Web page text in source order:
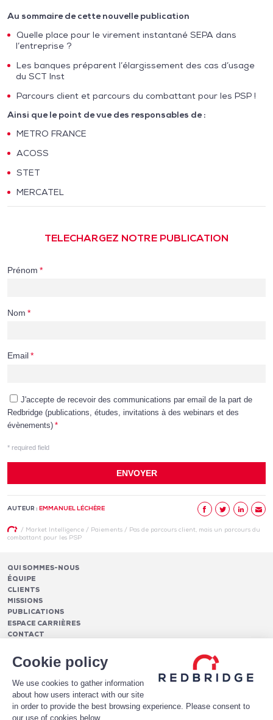
Cookie policy
We use cookies to gather information
about how users interact with our site
in order to provide the best browsing experience. Please consent to
our use of cookies below.
Au sommaire de cette nouvelle publication
Quelle place pour le virement instantané SEPA dans
l’entreprise ?
Les banques préparent l’élargissement des cas d’usage
du SCT Inst
Parcours client et parcours du combattant pour les PSP !
Ainsi que le point de vue des responsables de :
METRO FRANCE
ACOSS
STET
MERCATEL
TELECHARGEZ NOTRE PUBLICATION
AUTEUR : EMMANUEL LÉCHÈRE
/ Market Intelligence/ Paiements/ Pas de parcours client, mais un parcours du
combattant pour les PSP
QUI SOMMES-NOUS
ÉQUIPE
CLIENTS
MISSIONS
PUBLICATIONS
ESPACE CARRIÈRES
CONTACT
Pilotage des relations bancaires
Conseil en notation et optimisation du profil de crédit
Mise en place de financements
CASH MANAGEMENT ET TRÉSORERIE
Frais et services bancaires
Services de suivi et de reporting des frais bancaires
Monétique
Conversion et gestion de la fraude e-commerce
PAIEMENTS
Analytics
Architecture de paiement
LE LIVRE BLANC DE HAWKEYEBSB